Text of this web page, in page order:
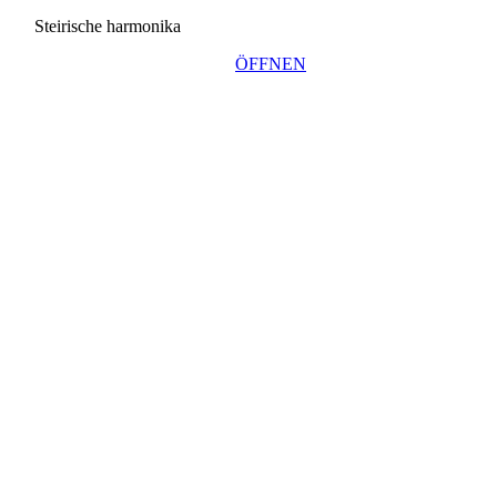
Steirische harmonika
ÖFFNEN